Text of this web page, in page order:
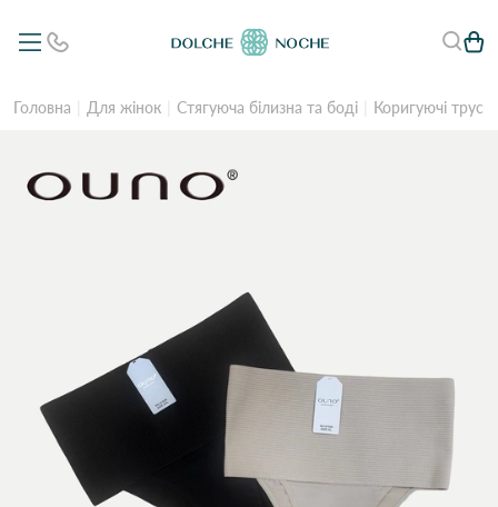
Головна Для жінок Стягуюча білизна та боді Коригуючі труси